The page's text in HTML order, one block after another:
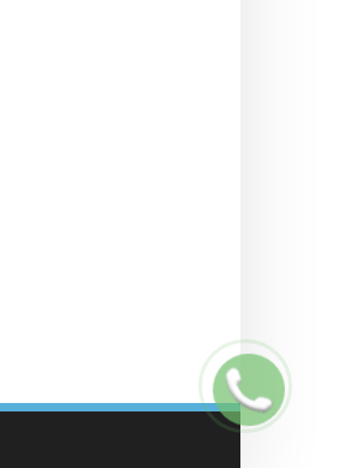
Заказать
звонок